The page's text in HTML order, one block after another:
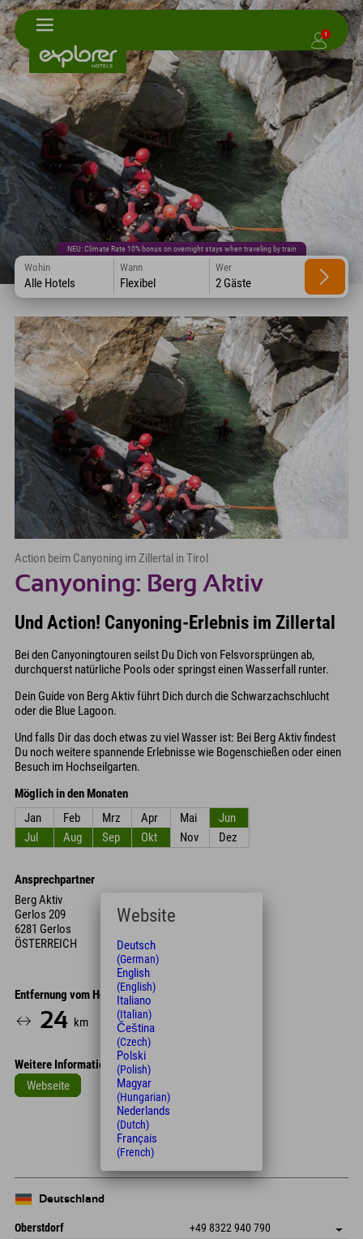
1
NEU: Climate Rate 10% bonus on overnight stays when traveling by train
Wohin
Alle Hotels
Wann
Flexibel
Wer
2 Gäste
Action beim Canyoning im Zillertal in Tirol
Canyoning: Berg Aktiv
Und Action! Canyoning-Erlebnis im Zillertal
Bei den Canyoningtouren seilst Du Dich von Felsvorsprüngen ab,
durchquerst natürliche Pools oder springst einen Wasserfall runter.
Dein Guide von Berg Aktiv führt Dich durch die Schwarzachschlucht
oder die Blue Lagoon.
Und falls Dir das doch etwas zu viel Wasser ist: Bei Berg Aktiv findest
Du noch weitere spannende Erlebnisse wie Bogenschießen oder einen
Besuch im Hochseilgarten.
Möglich in den Monaten
Jan
Feb Mrz Apr Mai
Jun
Jul
Aug Sep Okt Nov Dez
Ansprechpartner
Berg Aktiv
Gerlos 209
6281 Gerlos
ÖSTERREICH
Entfernung vom Hotel
24 km 28
Weitere Informationen
Webseite
Leaflet
Deutschland
Oberstdorf +49 8322 940 790
Website
Deutsch
(German)
English
(English)
Italiano
(Italian)
Čeština
(Czech)
Polski
(Polish)
Magyar
(Hungarian)
Nederlands
(Dutch)
Français
(French)